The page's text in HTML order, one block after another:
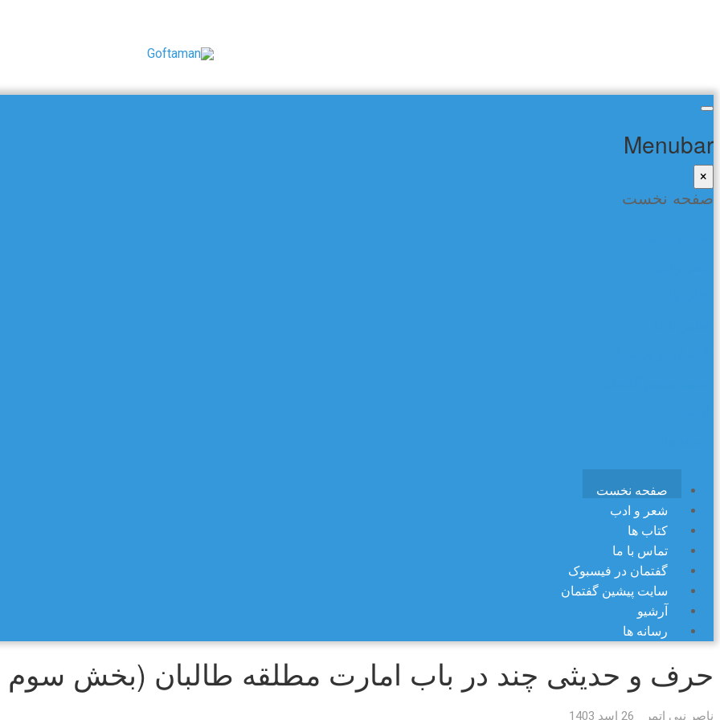
Menubar
×
صفحه نخست
صفحه نخست
شعر و ادب
کتاب ها
تماس با ما
گفتمان در فیسبوک
سایت پیشین گفتمان
آرشیو
رسانه ها
حرف و حدیثی چند در باب امارت مطلقه طالبان (بخش سوم
ناصر نبی اتمر 26 اسد 1403